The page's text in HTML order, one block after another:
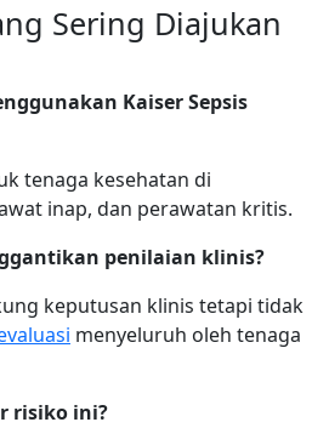
Sering Diajukan
Kaiser Sepsis
tenaga kesehatan di
inap, dan perawatan kritis.
penilaian klinis?
keputusan klinis tetapi tidak
menyeluruh oleh tenaga
risiko ini?